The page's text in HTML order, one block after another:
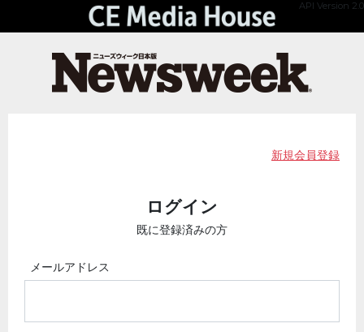
API Version 2.0
新規会員登録
ログイン
既に登録済みの方
メールアドレス